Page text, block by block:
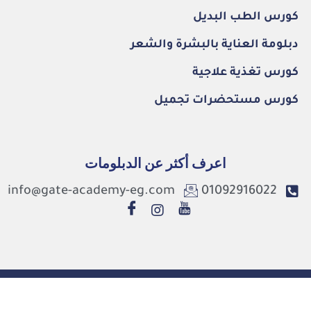
كورس الطب البديل
دبلومة العناية بالبشرة والشعر
كورس تغذية علاجية
كورس مستحضرات تجميل
اعرف أكثر عن الدبلومات
01092916022
info@gate-academy-eg.com